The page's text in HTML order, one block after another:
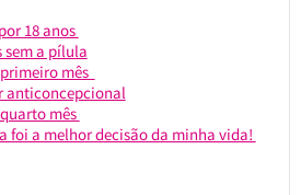
18 anos
sem a pílula
mês
anticoncepcional
mês
foi a melhor decisão da minha vida!